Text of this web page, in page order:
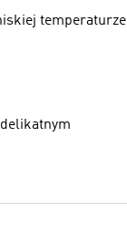
temperaturze